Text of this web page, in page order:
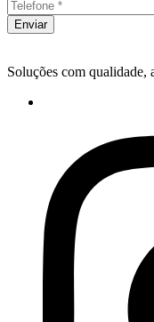
Enviar
Soluções com